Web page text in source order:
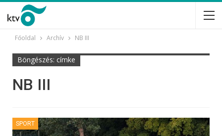
Főoldal Archív NB III
Böngészés: címke
NB III
SPORT